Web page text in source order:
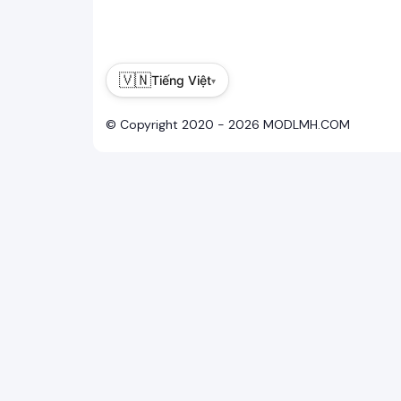
🇻🇳Tiếng Việt▾
© Copyright 2020 - 2026 MODLMH.COM